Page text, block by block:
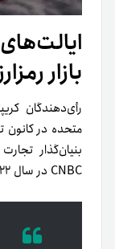
بازار
متحده در کانون
بنیان‌گذار
CNBC در سال ۲۰۲۲ به‌درستی پیش‌بینی کرده بود: